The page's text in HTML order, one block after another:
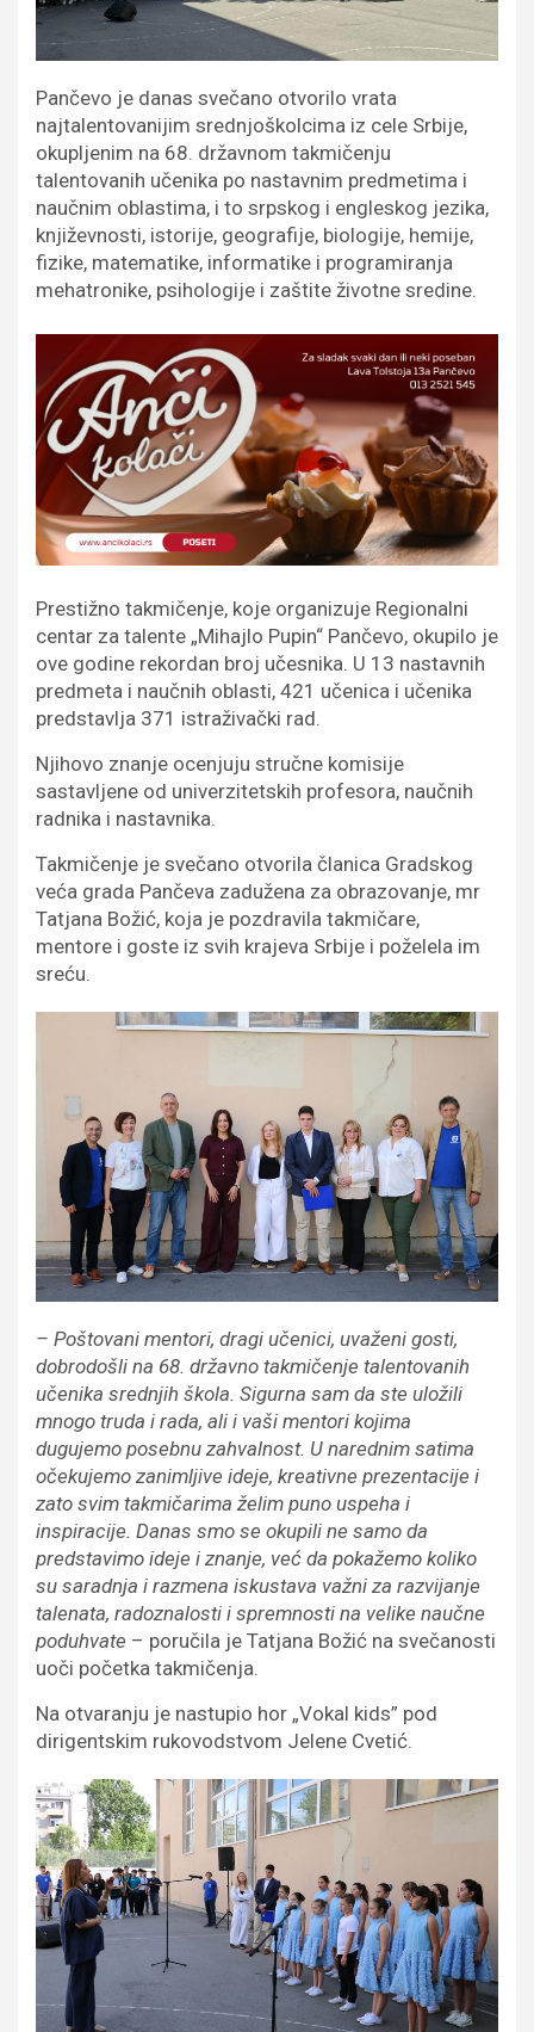
Pančevo je danas svečano otvorilo vrata
najtalentovanijim srednjoškolcima iz cele Srbije,
okupljenim na 68. državnom takmičenju
talentovanih učenika po nastavnim predmetima i
naučnim oblastima, i to srpskog i engleskog jezika,
književnosti, istorije, geografije, biologije, hemije,
fizike, matematike, informatike i programiranja
mehatronike, psihologije i zaštite životne sredine.
Prestižno takmičenje, koje organizuje Regionalni
centar za talente „Mihajlo Pupin“ Pančevo, okupilo je
ove godine rekordan broj učesnika. U 13 nastavnih
predmeta i naučnih oblasti, 421 učenica i učenika
predstavlja 371 istraživački rad.
Njihovo znanje ocenjuju stručne komisije
sastavljene od univerzitetskih profesora, naučnih
radnika i nastavnika.
Takmičenje je svečano otvorila članica Gradskog
veća grada Pančeva zadužena za obrazovanje, mr
Tatjana Božić, koja je pozdravila takmičare,
mentore i goste iz svih krajeva Srbije i poželela im
sreću.
– Poštovani mentori, dragi učenici, uvaženi gosti,
dobrodošli na 68. državno takmičenje talentovanih
učenika srednjih škola. Sigurna sam da ste uložili
mnogo truda i rada, ali i vaši mentori kojima
dugujemo posebnu zahvalnost. U narednim satima
očekujemo zanimljive ideje, kreativne prezentacije i
zato svim takmičarima želim puno uspeha i
inspiracije. Danas smo se okupili ne samo da
predstavimo ideje i znanje, već da pokažemo koliko
su saradnja i razmena iskustava važni za razvijanje
talenata, radoznalosti i spremnosti na velike naučne
poduhvate – poručila je Tatjana Božić na svečanosti
uoči početka takmičenja.
Na otvaranju je nastupio hor „Vokal kids” pod
dirigentskim rukovodstvom Jelene Cvetić.